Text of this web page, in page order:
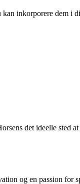
inkorporere dem i
det ideelle sted
og en passion for